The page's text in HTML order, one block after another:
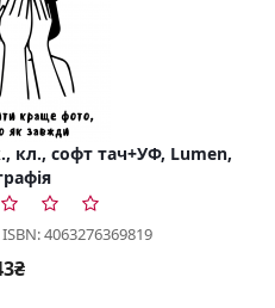
кл., софт тач+УФ, Lumen,
ISBN: 4063276369819